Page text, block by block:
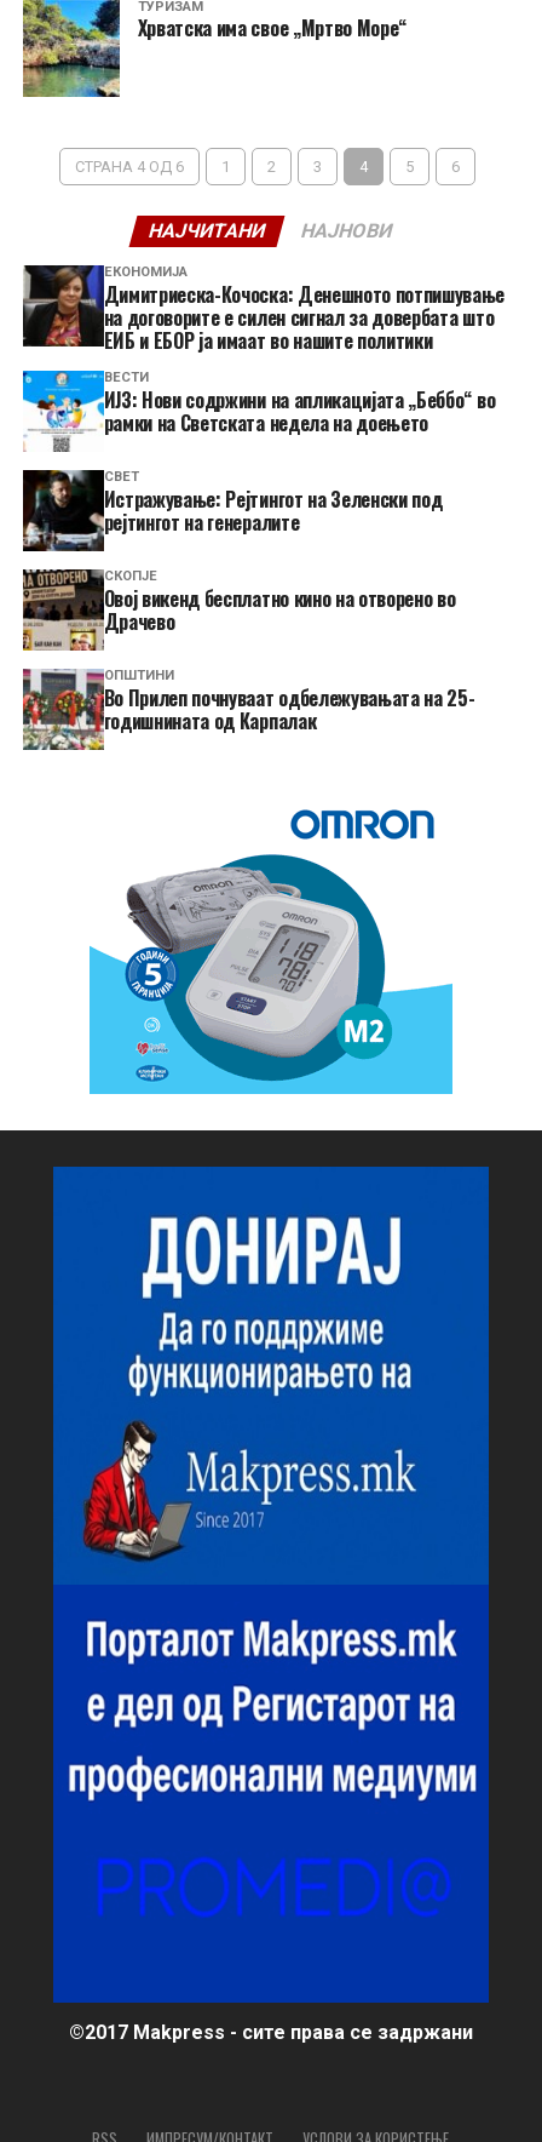
ТУРИЗАМ
Хрватска има свое „Мртво Море“
СТРАНА 4 ОД 6 1 2 3 4 5 6
НАЈЧИТАНИ НАЈНОВИ
ЕКОНОМИЈА
Димитриеска-Кочоска: Денешното потпишување
на договорите е силен сигнал за довербата што
ЕИБ и ЕБОР ја имаат во нашите политики
ВЕСТИ
ИЈЗ: Нови содржини на апликацијата „Беббо“ во
рамки на Светската недела на доењето
СВЕТ
Истражување: Рејтингот на Зеленски под
рејтингот на генералите
СКОПЈЕ
​Овој викенд бесплатно кино на отворено во
Драчево
ОПШТИНИ
Во Прилеп почнуваат одбележувањата на 25-
годишнината од Карпалак
©2017 Makpress - сите права се задржани